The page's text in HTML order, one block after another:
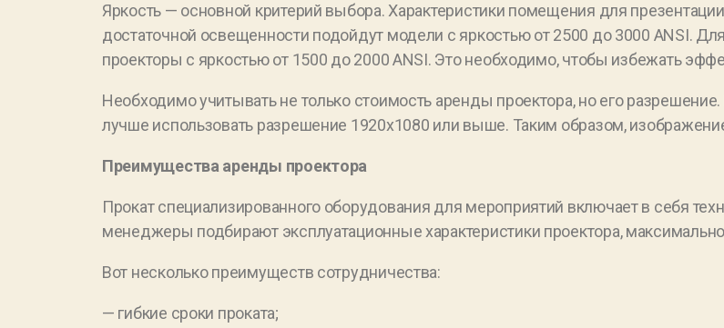
Яркость — основной критерий выбора. Характеристики помещения для
достаточной освещенности подойдут модели с яркостью от 2500 до 3000 ANSI.
проекторы с яркостью от 1500 до 2000 ANSI. Это необходимо, чтобы избежать
Необходимо учитывать не только стоимость аренды проектора, но его
лучше использовать разрешение 1920х1080 или выше. Таким образом,
Преимущества аренды проектора
Прокат специализированного оборудования для мероприятий включает в себя
менеджеры подбирают эксплуатационные характеристики проектора,
Вот несколько преимуществ сотрудничества:
— гибкие сроки проката;